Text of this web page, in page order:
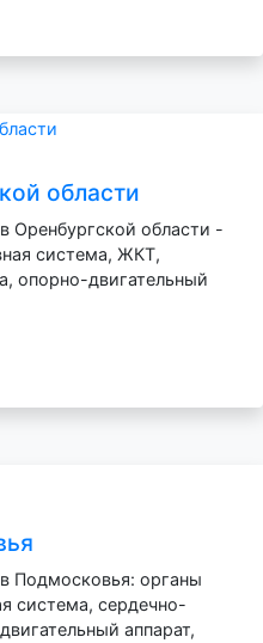
области
Оренбургской области -
система, ЖКТ,
опорно-двигательный
Подмосковья: органы
система, сердечно-
аппарат,